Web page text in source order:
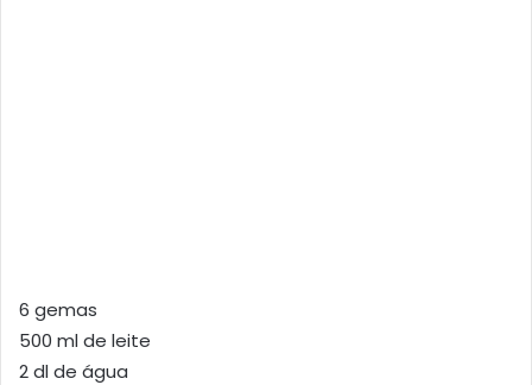
6 gemas
500 ml de leite
2 dl de água